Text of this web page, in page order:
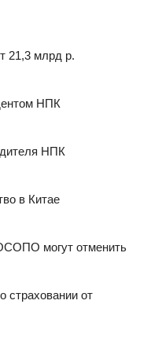
21,3 млрд р.
НПК
НПК
в Китае
могут отменить
страховании от